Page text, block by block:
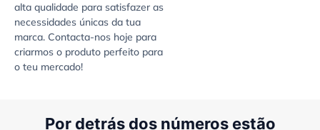
alta qualidade para satisfazer as
necessidades únicas da tua
marca. Contacta-nos hoje para
criarmos o produto perfeito para
o teu mercado!
Por detrás dos números estão